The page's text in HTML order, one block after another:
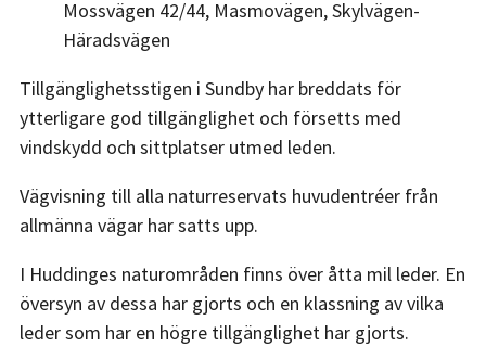
Mossvägen 42/44, Masmovägen, Skylvägen-
Häradsvägen
Tillgänglighetsstigen i Sundby har breddats för
ytterligare god tillgänglighet och försetts med
vindskydd och sittplatser utmed leden.
Vägvisning till alla naturreservats huvudentréer från
allmänna vägar har satts upp.
I Huddinges naturområden finns över åtta mil leder. En
översyn av dessa har gjorts och en klassning av vilka
leder som har en högre tillgänglighet har gjorts.